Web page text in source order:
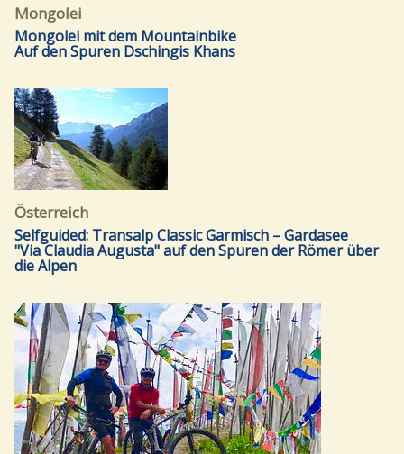
Mongolei
Mongolei mit dem Mountainbike
Auf den Spuren Dschingis Khans
Österreich
Selfguided: Transalp Classic Garmisch – Gardasee
"Via Claudia Augusta" auf den Spuren der Römer über
die Alpen